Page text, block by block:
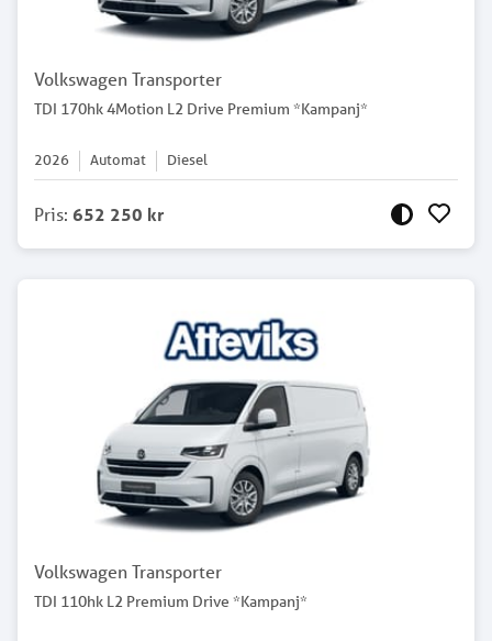
Volkswagen Transporter
TDI 170hk 4Motion L2 Drive Premium *Kampanj*
2026 Automat Diesel
Pris: 652 250 kr
Volkswagen Transporter
TDI 110hk L2 Premium Drive *Kampanj*